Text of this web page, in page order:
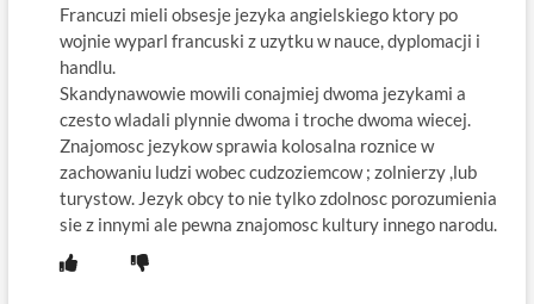
Francuzi mieli obsesje jezyka angielskiego ktory po
wojnie wyparl francuski z uzytku w nauce, dyplomacji i
handlu.
Skandynawowie mowili conajmiej dwoma jezykami a
czesto wladali plynnie dwoma i troche dwoma wiecej.
Znajomosc jezykow sprawia kolosalna roznice w
zachowaniu ludzi wobec cudzoziemcow ; zolnierzy ,lub
turystow. Jezyk obcy to nie tylko zdolnosc porozumienia
sie z innymi ale pewna znajomosc kultury innego narodu.